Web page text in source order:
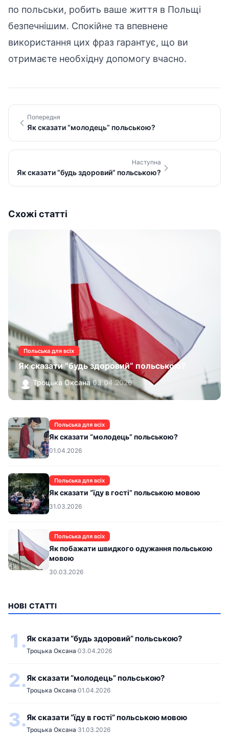
по польськи, робить ваше життя в Польщі
безпечнішим. Спокійне та впевнене
використання цих фраз гарантує, що ви
отримаєте необхідну допомогу вчасно.
Попередня
Як сказати “молодець” польською?
Наступна
Як сказати “будь здоровий” польською?
Схожі статті
Польська для всіх
Як сказати “будь здоровий” польською?
Троцька Оксана·03.04.2026
Польська для всіх
Як сказати “молодець” польською?
01.04.2026
Польська для всіх
Як сказати “їду в гості” польською мовою
31.03.2026
Польська для всіх
Як побажати швидкого одужання польською
мовою
30.03.2026
НОВІ СТАТТІ
1.Як сказати “будь здоровий” польською?
Троцька Оксана·03.04.2026
2.Як сказати “молодець” польською?
Троцька Оксана·01.04.2026
3.Як сказати “їду в гості” польською мовою
Троцька Оксана·31.03.2026